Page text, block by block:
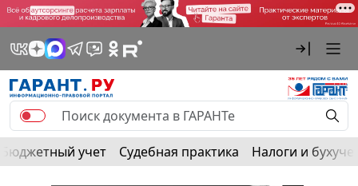
Бюджетный учет Судебная практика Налоги и